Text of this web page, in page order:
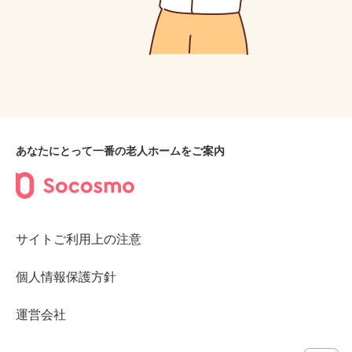
あなたにとって一番の老人ホームをご案内
サイトご利用上の注意
個人情報保護方針
運営会社